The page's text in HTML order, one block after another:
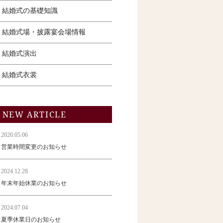
結婚式の基礎知識
結婚式場・披露宴会場情報
結婚式演出
結婚式衣裳
NEW ARTICLE
2020.05.06
営業時間変更のお知らせ
2024.12.28
年末年始休業のお知らせ
2024.07.04
夏季休業日のお知らせ